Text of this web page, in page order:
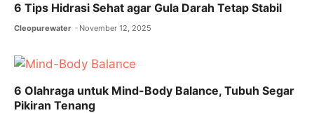
6 Tips Hidrasi Sehat agar Gula Darah Tetap Stabil
Cleopurewater November 12, 2025
6 Olahraga untuk Mind-Body Balance, Tubuh Segar
Pikiran Tenang